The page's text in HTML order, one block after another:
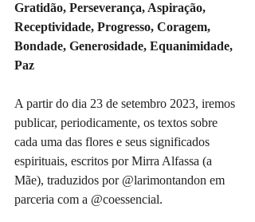
Gratidão, Perseverança, Aspiração,
Receptividade, Progresso, Coragem,
Bondade, Generosidade, Equanimidade,
Paz
A partir do dia 23 de setembro 2023, iremos
publicar, periodicamente, os textos sobre
cada uma das flores e seus significados
espirituais, escritos por Mirra Alfassa (a
Mãe), traduzidos por @larimontandon em
parceria com a @coessencial.